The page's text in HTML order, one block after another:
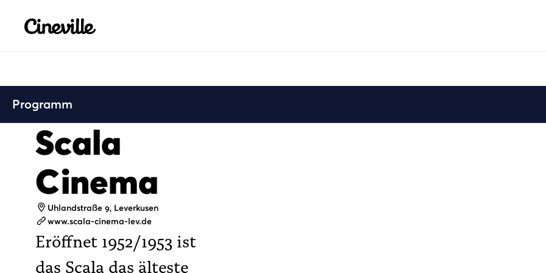
Cineville Logo
Programm
Scala
Cinema
Adresse
Uhlandstraße 9, Leverkusen
Webseite
www.scala-cinema-lev.de
Eröffnet 1952/1953 ist
das Scala das älteste